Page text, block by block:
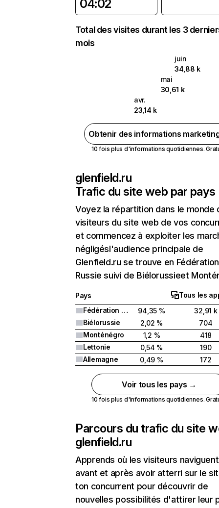
04:02
Total des visites durant les 3
mois
juin
34,88 k
mai
30,61 k
avr.
23,14 k
Obtenir des informations
10 fois plus d'informations quotidiennes.
glenfield.ru
Trafic du site web par pays
Voyez la répartition dans le monde
visiteurs du site web de vos
et commencez à exploiter les
négligésl'audience principale de
Glenfield.ru se trouve en
Russie suivi de Biélorussieet
Pays
Tous les
Fédération de Russie
94,35 %
32,91 k
Biélorussie
2,02 %
704
Monténégro
1,2 %
418
Lettonie
0,54 %
190
Allemagne
0,49 % 172
Voir tous les pays →
10 fois plus d'informations quotidiennes.
Parcours du trafic du site
glenfield.ru
Apprends où les visiteurs naviguent
avant et après avoir atterri sur le
ton concurrent pour découvrir de
nouvelles possibilités d'attirer leur